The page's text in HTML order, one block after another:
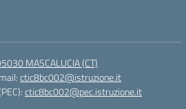
MASCALUCIA (CT)
ctic8bc002@istruzione.it
ctic8bc002@pec.istruzione.it